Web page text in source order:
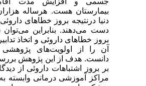
بیمارستان هست. هرساله
دنیا درنتیجه بروز خطاهای داروئی
دست می‌دهند. بنابراین می‌توان
بروز خطاهای داروئی و اتخاذ
آن را از اولویت‌های پژوهشی
دانست. هدف از این پژوهش
بر بروز اشتباهات داروئی از
مراکز آموزشی درمانی وابسته به